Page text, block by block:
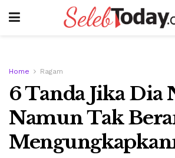
Home Ragam
6 Tanda Jika Dia
Namun Tak